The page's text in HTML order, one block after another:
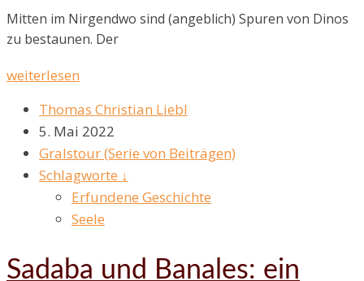
Mitten im Nirgendwo sind (angeblich) Spuren von Dinos
zu bestaunen. Der
weiterlesen
Thomas Christian Liebl
5. Mai 2022
Gralstour (Serie von Beiträgen)
Schlagworte ↓
Erfundene Geschichte
Seele
Sadaba und Banales: ein